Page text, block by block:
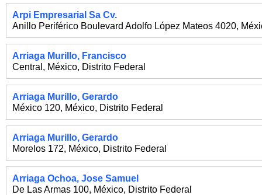
Arpi Empresarial Sa Cv.
Anillo Periférico Boulevard Adolfo López Mateos 4020,
Arriaga Murillo, Francisco
Central, México, Distrito Federal
Arriaga Murillo, Gerardo
México 120, México, Distrito Federal
Arriaga Murillo, Gerardo
Morelos 172, México, Distrito Federal
Arriaga Ochoa, Jose Samuel
De Las Armas 100, México, Distrito Federal